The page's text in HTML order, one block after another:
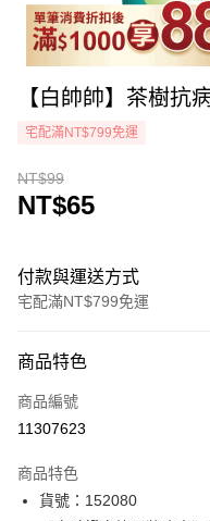
【白帥帥】茶樹抗
宅配滿NT$799免運
NT$99
NT$65
付款與運送方式
宅配滿NT$799免運
icash Pay
信用卡一次付款
Apple Pay
商品特色
商品編號
11307623
商品特色
貨號：152080